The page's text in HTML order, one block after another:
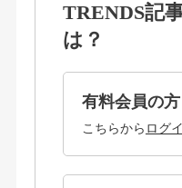
TRENDS記
は？
有料会員の方
こちらから ログ